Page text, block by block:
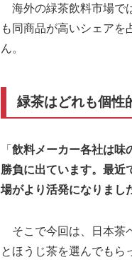
海外の緑茶飲料市場で
も同商品が高いシェアを
ん。
緑茶はどれも個性
「 飲料メーカー各社は味
勝負に出ています。最近
場がより活発になりまし
そこで今回は、日本茶
とほうじ茶を選んでもら